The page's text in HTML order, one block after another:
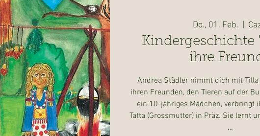
Do., 01. Feb.
Kindergeschichte
ihre
Andrea Städler nimmt dich mit
ihren Freunden, den Tieren auf der
ein 10-jähriges Mädchen, verbringt
Tatta (Grossmutter) in Präz. Sie lernt
…